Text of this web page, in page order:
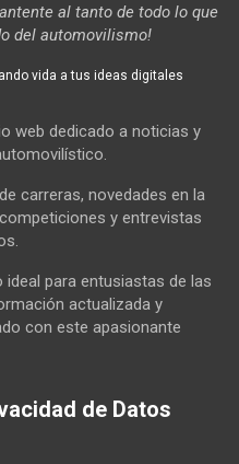
al tanto de todo lo que
del automovilismo!
vida a tus ideas digitales
web dedicado a noticias y
carreras, novedades en la
y entrevistas
para entusiastas de las
actualizada y
con este apasionante
de Datos